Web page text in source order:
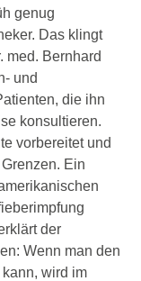
genug
Das klingt
med. Bernhard
und
die ihn
konsultieren.
vorbereitet und
Ein
der
Wenn man den
wird im